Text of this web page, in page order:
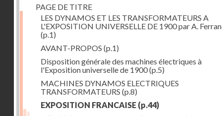
PAGE DE TITRE
LES DYNAMOS ET LES TRANSFORMATEURS A
L'EXPOSITION UNIVERSELLE DE 1900 par A.
(p.1)
AVANT-PROPOS (p.1)
Disposition générale des machines électriques à
l'Exposition universelle de 1900(p.5)
MACHINES DYNAMOS ELECTRIQUES
TRANSFORMATEURS (p.8)
EXPOSITION FRANCAISE (p.44)